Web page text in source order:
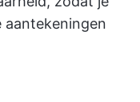
aantekeningen